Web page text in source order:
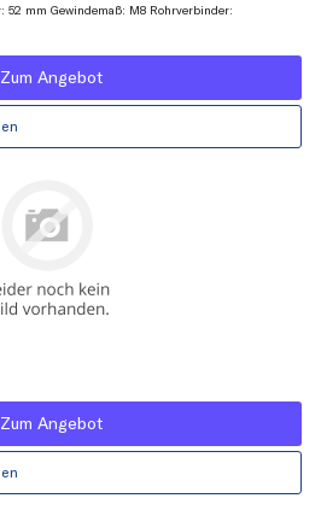
mm Gewindemaß: M8 Rohrverbinder:
Zum Angebot
Zum Angebot